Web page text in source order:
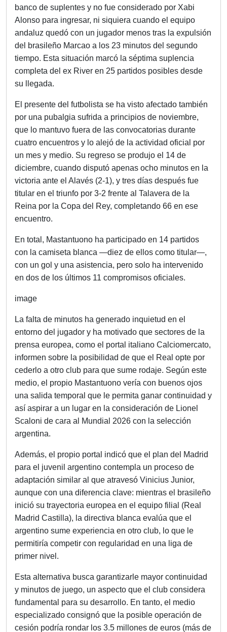
banco de suplentes y no fue considerado por Xabi
Alonso para ingresar, ni siquiera cuando el equipo
andaluz quedó con un jugador menos tras la expulsión
del brasileño Marcao a los 23 minutos del segundo
tiempo. Esta situación marcó la séptima suplencia
completa del ex River en 25 partidos posibles desde
su llegada.
El presente del futbolista se ha visto afectado también
por una pubalgia sufrida a principios de noviembre,
que lo mantuvo fuera de las convocatorias durante
cuatro encuentros y lo alejó de la actividad oficial por
un mes y medio. Su regreso se produjo el 14 de
diciembre, cuando disputó apenas ocho minutos en la
victoria ante el Alavés (2-1), y tres días después fue
titular en el triunfo por 3-2 frente al Talavera de la
Reina por la Copa del Rey, completando 66 en ese
encuentro.
En total, Mastantuono ha participado en 14 partidos
con la camiseta blanca —diez de ellos como titular—,
con un gol y una asistencia, pero solo ha intervenido
en dos de los últimos 11 compromisos oficiales.
image
La falta de minutos ha generado inquietud en el
entorno del jugador y ha motivado que sectores de la
prensa europea, como el portal italiano Calciomercato,
informen sobre la posibilidad de que el Real opte por
cederlo a otro club para que sume rodaje. Según este
medio, el propio Mastantuono vería con buenos ojos
una salida temporal que le permita ganar continuidad y
así aspirar a un lugar en la consideración de Lionel
Scaloni de cara al Mundial 2026 con la selección
argentina.
Además, el propio portal indicó que el plan del Madrid
para el juvenil argentino contempla un proceso de
adaptación similar al que atravesó Vinicius Junior,
aunque con una diferencia clave: mientras el brasileño
inició su trayectoria europea en el equipo filial (Real
Madrid Castilla), la directiva blanca evalúa que el
argentino sume experiencia en otro club, lo que le
permitiría competir con regularidad en una liga de
primer nivel.
Esta alternativa busca garantizarle mayor continuidad
y minutos de juego, un aspecto que el club considera
fundamental para su desarrollo. En tanto, el medio
especializado consignó que la posible operación de
cesión podría rondar los 3.5 millones de euros (más de